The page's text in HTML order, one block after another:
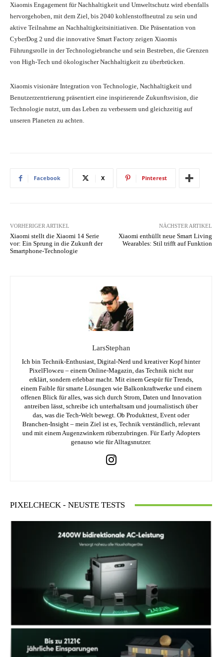
Xiaomis Engagement für Nachhaltigkeit und Umweltschutz wird ebenfalls
hervorgehoben, mit dem Ziel, bis 2040 kohlenstoffneutral zu sein und
aktive Teilnahme an Nachhaltigkeitsinitiativen. Die Präsentation von
CyberDog 2 und die innovative Smart Factory zeigen Xiaomis
Führungsrolle in der Technologiebranche und sein Bestreben, die Grenzen
von High-Tech und ökologischer Nachhaltigkeit zu überbrücken.
Xiaomis visionäre Integration von Technologie, Nachhaltigkeit und
Benutzerzentrierung präsentiert eine inspirierende Zukunftsvision, die
Technologie nutzt, um das Leben zu verbessern und gleichzeitig auf
unseren Planeten zu achten.
Facebook X Pinterest
VORHERIGER ARTIKEL
Xiaomi stellt die Xiaomi 14 Serie
vor: Ein Sprung in die Zukunft der
Smartphone-Technologie
NÄCHSTER ARTIKEL
Xiaomi enthüllt neue Smart Living
Wearables: Stil trifft auf Funktion
LarsStephan
Ich bin Technik-Enthusiast, Digital-Nerd und kreativer Kopf hinter
PixelFlow.eu – einem Online-Magazin, das Technik nicht nur
erklärt, sondern erlebbar macht. Mit einem Gespür für Trends,
einem Faible für smarte Lösungen wie Balkonkraftwerke und einem
offenen Blick für alles, was sich durch Strom, Daten und Innovation
antreiben lässt, schreibe ich unterhaltsam und journalistisch über
das, was die Tech-Welt bewegt. Ob Produkttest, Event oder
Branchen-Insight – mein Ziel ist es, Technik verständlich, relevant
und mit einem Augenzwinkern rüberzubringen. Für Early Adopters
genauso wie für Alltagsnutzer.
PIXELCHECK - NEUSTE TESTS